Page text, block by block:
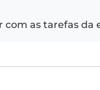
com as tarefas da